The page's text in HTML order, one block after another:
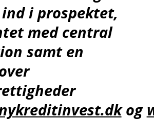
i prospektet,
med central
samt en
og